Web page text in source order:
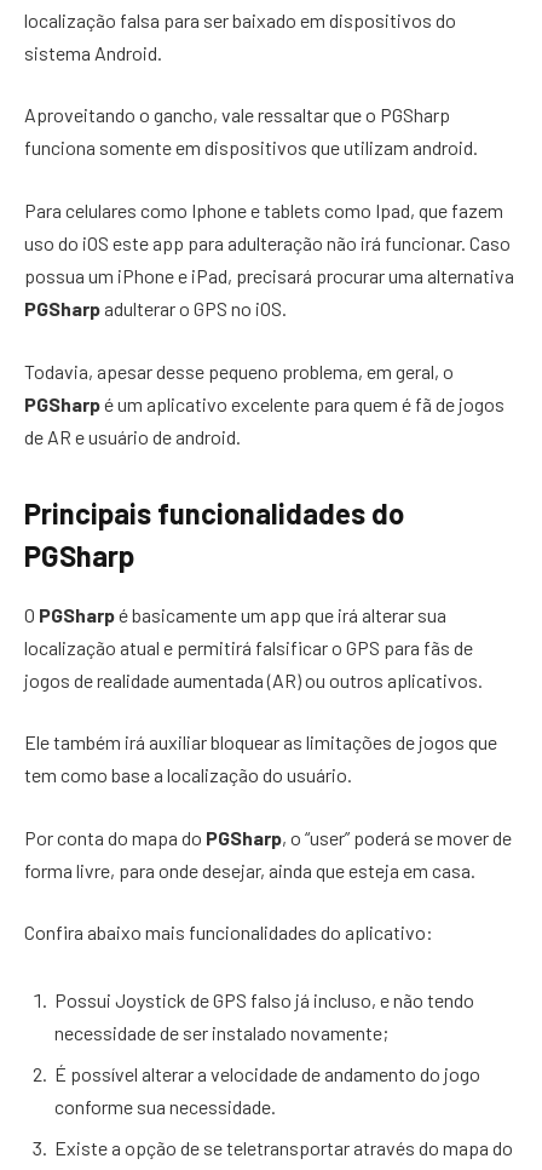
localização falsa para ser baixado em dispositivos do
sistema Android.
Aproveitando o gancho, vale ressaltar que o PGSharp
funciona somente em dispositivos que utilizam android.
Para celulares como Iphone e tablets como Ipad, que fazem
uso do iOS este app para adulteração não irá funcionar. Caso
possua um iPhone e iPad, precisará procurar uma alternativa
PGSharp adulterar o GPS no iOS.
Todavia, apesar desse pequeno problema, em geral, o
PGSharpé um aplicativo excelente para quem é fã de jogos
de AR e usuário de android.
Principais funcionalidades do
PGSharp
O PGSharpé basicamente um app que irá alterar sua
localização atual e permitirá falsificar o GPS para fãs de
jogos de realidade aumentada (AR) ou outros aplicativos.
Ele também irá auxiliar bloquear as limitações de jogos que
tem como base a localização do usuário.
Por conta do mapa do PGSharp, o “user” poderá se mover de
forma livre, para onde desejar, ainda que esteja em casa.
Confira abaixo mais funcionalidades do aplicativo:
Possui Joystick de GPS falso já incluso, e não tendo
necessidade de ser instalado novamente;
É possível alterar a velocidade de andamento do jogo
conforme sua necessidade.
Existe a opção de se teletransportar através do mapa do